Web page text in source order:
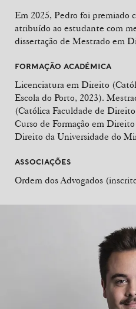
Em 2025, Pedro foi premiado
atribuído ao estudante com
dissertação de Mestrado em
FORMAÇÃO ACADÉMICA
Licenciatura em Direito
Escola do Porto, 2023).
(Católica Faculdade de
Curso de Formação em
Direito da Universidade do
ASSOCIAÇÕES
Ordem dos Advogados